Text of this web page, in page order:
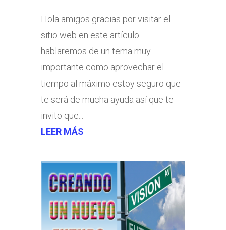
Hola amigos gracias por visitar el
sitio web en este artículo
hablaremos de un tema muy
importante como aprovechar el
tiempo al máximo estoy seguro que
te será de mucha ayuda así que te
invito que...
LEER MÁS